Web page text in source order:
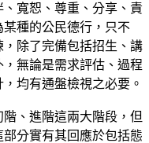
寬恕、尊重、分享、責
種的公民德行，只不
除了完備包括招生、講
無論是需求評估、過程
均有通盤檢視之必要。
、進階這兩大階段，但
分實有其回應於包括態